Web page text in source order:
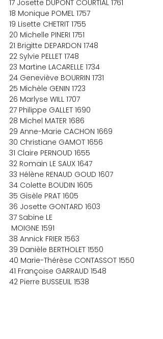
17 Josette DUPONT COURTIAL 1761
18 Monique POMEL 1757
19 Lisette CHETRIT 1755
20 Michelle PINERI 1751
21 Brigitte DEPARDON 1748
22 Sylvie PELLET 1748
23 Martine LACARELLE 1734
24 Geneviève BOURRIN 1731
25 Michèle GENIN 1723
26 Marlyse WILL 1707
27 Philippe GALLET 1690
28 Michel MATER 1686
29 Anne-Marie CACHON 1669
30 Christiane GAMOT 1656
31 Claire PERNOUD 1655
32 Romain LE SAUX 1647
33 Hélène RENAUD GOUD 1607
34 Colette BOUDIN 1605
35 Gisèle PRAT 1605
36 Josette GONTARD 1603
37 Sabine LE
MOIGNE 1591
38 Annick FRIER 1563
39 Danièle BERTHOLET 1550
40 Marie-Thérèse CONTASSOT 1550
41 Françoise GARRAUD 1548
42 Pierre BUSSEUIL 1538